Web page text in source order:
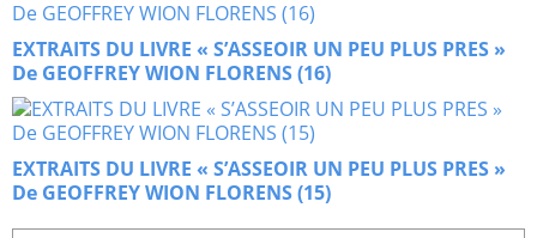
EXTRAITS DU LIVRE « S’ASSEOIR UN PEU PLUS PRES »
De GEOFFREY WION FLORENS (16)
EXTRAITS DU LIVRE « S’ASSEOIR UN PEU PLUS PRES »
De GEOFFREY WION FLORENS (15)